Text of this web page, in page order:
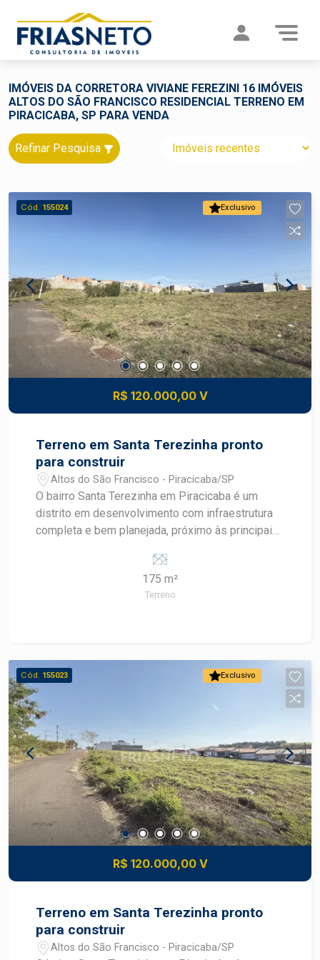
IMÓVEIS DA CORRETORA VIVIANE FEREZINI 16 IMÓVEIS
ALTOS DO SÃO FRANCISCO RESIDENCIAL TERRENO EM
PIRACICABA, SP PARA VENDA
Refinar Pesquisa
Exclusivo
Cód. 155024
R$ 120.000,00 V
Terreno em Santa Terezinha pronto
para construir
Altos do São Francisco - Piracicaba/SP
O bairro Santa Terezinha em Piracicaba é um
distrito em desenvolvimento com infraestrutura
completa e bem planejada, próximo às principais
rodovias SP308 e SP304. A região conta com
comércio variado, transporte público, escolas,
supermercados e acesso facilitado tanto ao
construir Diferenciais: Melhor quadra do bairro
Vantagens estratégicas Localização: terreno em
bairro planejado com acesso fácil a rodovias e
serviços Valorização: região com crescimento
constante de comércio e residências novas, boa
perspectiva de ganho patrimonial Conveniência:
proximidade de escolas, supermercados,
transportes, serviços e lazer comunitário
Construa o imóvel dos seus sonhos com
segurança e excelente potencial de valorização.
Construa seu futuro com quem é agente de
desenvolvimento do mercado imobiliário de
Piracicaba. Agende sua visita.
175 m²
Terreno
Exclusivo
Cód. 155023
R$ 120.000,00 V
Terreno em Santa Terezinha pronto
para construir
Altos do São Francisco - Piracicaba/SP